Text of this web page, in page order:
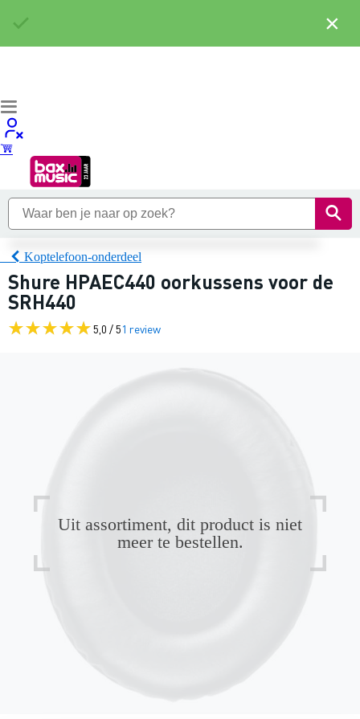
Koptelefoon-onderdeel
Shure HPAEC440 oorkussens voor de
SRH440
5,0 / 51 review
Uit assortiment, dit product is niet
meer te bestellen.
×